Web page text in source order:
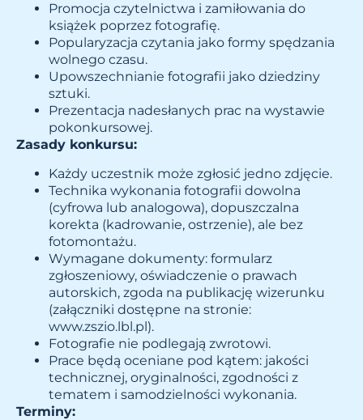
Promocja czytelnictwa i zamiłowania do
książek poprzez fotografię.
Popularyzacja czytania jako formy spędzania
wolnego czasu.
Upowszechnianie fotografii jako dziedziny
sztuki.
Prezentacja nadesłanych prac na wystawie
pokonkursowej.
Zasady konkursu:
Każdy uczestnik może zgłosić jedno zdjęcie.
Technika wykonania fotografii dowolna
(cyfrowa lub analogowa), dopuszczalna
korekta (kadrowanie, ostrzenie), ale bez
fotomontażu.
Wymagane dokumenty: formularz
zgłoszeniowy, oświadczenie o prawach
autorskich, zgoda na publikację wizerunku
(załączniki dostępne na stronie:
www.zszio.lbl.pl).
Fotografie nie podlegają zwrotowi.
Prace będą oceniane pod kątem: jakości
technicznej, oryginalności, zgodności z
tematem i samodzielności wykonania.
Terminy: